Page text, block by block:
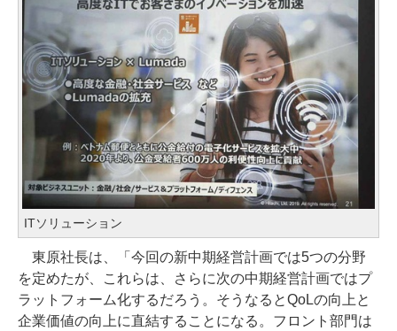
ITソリューション
東原社長は、「今回の新中期経営計画では5つの分野
を定めたが、これらは、さらに次の中期経営計画ではプ
ラットフォーム化するだろう。そうなるとQoLの向上と
企業価値の向上に直結することになる。フロント部門は